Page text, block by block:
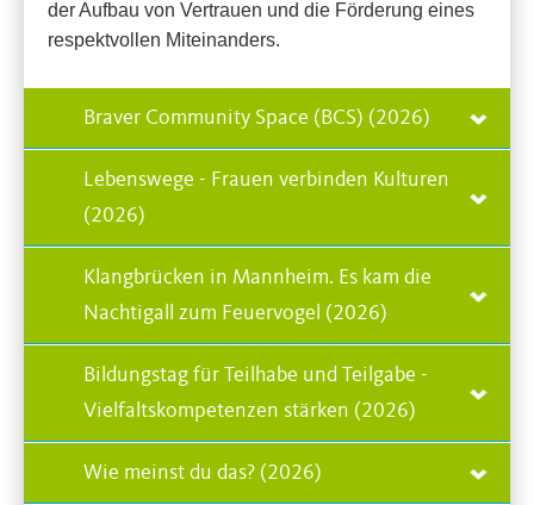
der Aufbau von Vertrauen und die Förderung eines
respektvollen Miteinanders.
Braver Community Space (BCS) (2026)
Lebenswege - Frauen verbinden Kulturen
(2026)
Klangbrücken in Mannheim. Es kam die
Nachtigall zum Feuervogel (2026)
Bildungstag für Teilhabe und Teilgabe -
Vielfaltskompetenzen stärken (2026)
Wie meinst du das? (2026)